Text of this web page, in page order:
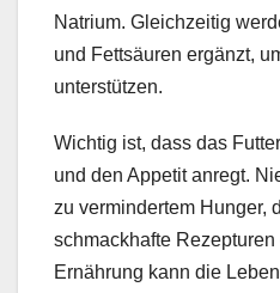
Natrium. Gleichzeitig
und Fettsäuren ergänzt,
unterstützen.
Wichtig ist, dass das
und den Appetit anregt.
zu vermindertem Hunger,
schmackhafte
Ernährung kann die